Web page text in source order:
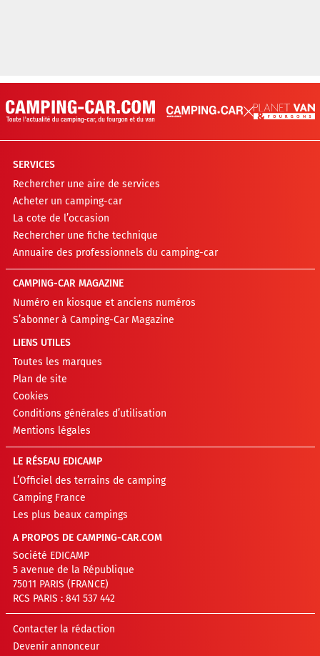
SERVICES
Rechercher une aire de services
Acheter un camping-car
La cote de l’occasion
Rechercher une fiche technique
Annuaire des professionnels du camping-car
CAMPING-CAR MAGAZINE
Numéro en kiosque et anciens numéros
S’abonner à Camping-Car Magazine
LIENS UTILES
Toutes les marques
Plan de site
Cookies
Conditions générales d’utilisation
Mentions légales
LE RÉSEAU EDICAMP
L’Officiel des terrains de camping
Camping France
Les plus beaux campings
A PROPOS DE CAMPING-CAR.COM
Société EDICAMP
5 avenue de la République
75011 PARIS (FRANCE)
RCS PARIS : 841 537 442
Contacter la rédaction
Devenir annonceur